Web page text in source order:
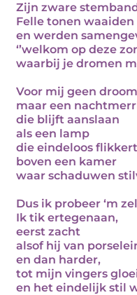
Zijn zware
Felle tonen
en werden
‘’welkom op deze
waarbij je dromen
Voor mij geen
maar een
die blijft aanslaan
als een lamp
die eindeloos flikkert
boven een kamer
waar schaduwen
Dus ik probeer ‘m
Ik tik ertegenaan,
eerst zacht
alsof hij van
en dan harder,
tot mijn vingers
en het eindelijk stil